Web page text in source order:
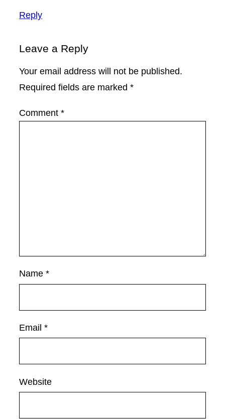
Reply
Leave a Reply
Your email address will not be published.
Required fields are marked *
Comment *
Name *
Email *
Website